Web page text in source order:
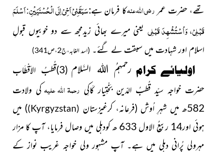
تھے، حضرت عمر رضی اللہ عنہکا فرمان ہے:سَبَقَنِيْ اَخِیْ اِلَى الْحُسْنَيَيْنِ: اَسْلَمَ
قَبْلِيْ، وَاُسْتُشْهِدَ قَبْلِي یعنی میرے بھائی زیدمجھ سے دو خوبیوں قبولِ
اسلام اور شہادت میں سبقت لے گئے۔ (اسد الغابہ،ج2،ص341)
اولیائے کرام رحمہمُ اللہ السَّلام
(3)قُطبُ الاَقْطَاب
حضرت خواجہ سیّد قُطبُ الدّین بَخْتِیار کَاکِی رحمۃ اللہ علیہکی ولادت
582ھ میں شہرِ اُوش
(فرعانہ، کرغیزستان (Kyrgyzstan)
) میں
ہوئی اور14 ربیعُ الاول 633 ھ کودہلی میں وصال فرمایا، آپ کا مزار
مہرولی پُرانی دہلی میں ہے۔ آپ مشہور ولی خواجہ غریب نواز کے